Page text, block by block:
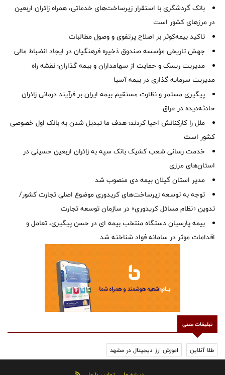
بانک گردشگری با استقرار زیرساخت‌های خدماتی، همراه زائران اربعین
در مرزهای کشور است
تاکید بیمه‌کوثر بر اصلاح پرتفوی و وصول مطالبات ‌
جهش تاریخی مؤسسه صندوق ذخیره فرهنگیان در ایجاد انضباط مالی
مدیریت ریسک و حمایت از سهامداران و بیمه گذاران؛ نقشه راه
مدیریت سرمایه گذاری در بیمه آسیا
پیگیری مستمر و نظارت مستقیم بیمه ایران بر فرآیند درمانی زائران
حادثه‌دیده در عراق
ملل را کارکنانش احیا کردند؛ هدف ما تبدیل شدن به بانک اول خصوصی
کشور است
خدمت رسانی شعب کشیک بانک سپه به زائران اربعین حسینی در
استان‌‌های مرزی
‌مدیر استان گیلان بیمه دی منصوب شد
توجه به توسعه زیرساخت‌های کریدوری موضوع اصلی تجارت کشور/
تدوین «نظام مسائل کریدوری» در سازمان توسعه تجارت
بیمه پارسیان دستگاه منتخب بیمه ای در حسن پیگیری، تعامل و
اقدامات موثر در سامانه فواد شناخته شد
تبلیغات متنی
طلا آنلاین اموزش ارز دیجیتال در مشهد